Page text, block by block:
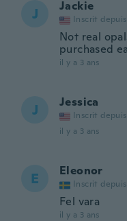
J Jackie
Inscrit depuis
Not real
purchased
il y a 3 ans
J Jessica
Inscrit depuis
il y a 3 ans
E Eleonor
Inscrit depuis
Fel vara
il y a 3 ans